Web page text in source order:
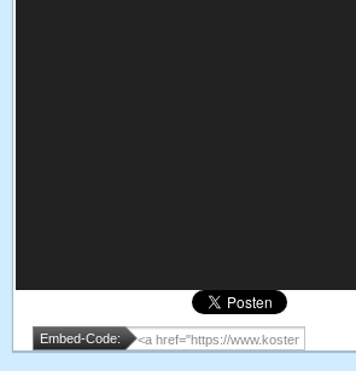
Embed-Code: